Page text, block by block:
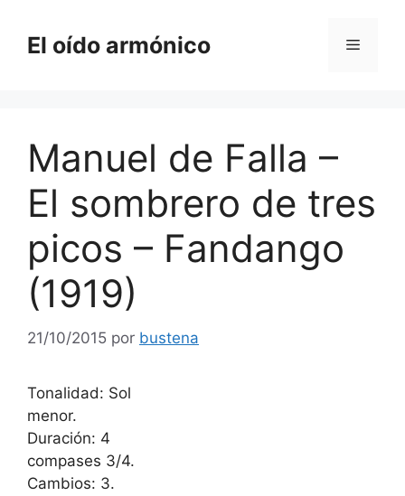
contenido
El oído armónico Menú
Manuel de Falla –
El sombrero de tres
picos – Fandango
(1919)
21/10/2015 por bustena
Tonalidad: Sol
menor.
Duración: 4
compases 3/4.
Cambios: 3.